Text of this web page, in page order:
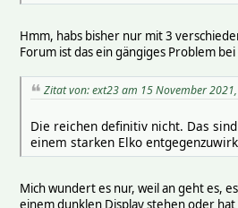
Hmm, habs bisher nur mit 3
Forum ist das ein gängiges Problem
Zitat von: ext23 am 15 November
Die reichen definitiv nicht. Das
einem starken Elko
Mich wundert es nur, weil an geht es,
einem dunklen Display stehen oder